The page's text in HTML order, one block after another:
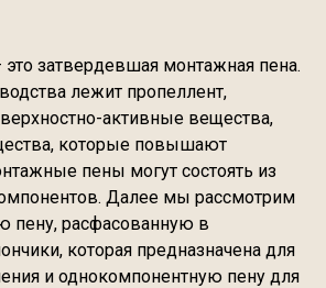
затвердевшая монтажная пена.
лежит пропеллент,
активные вещества,
которые повышают
пены могут состоять из
Далее мы рассмотрим
пену, расфасованную в
которая предназначена для
и однокомпонентную пену для